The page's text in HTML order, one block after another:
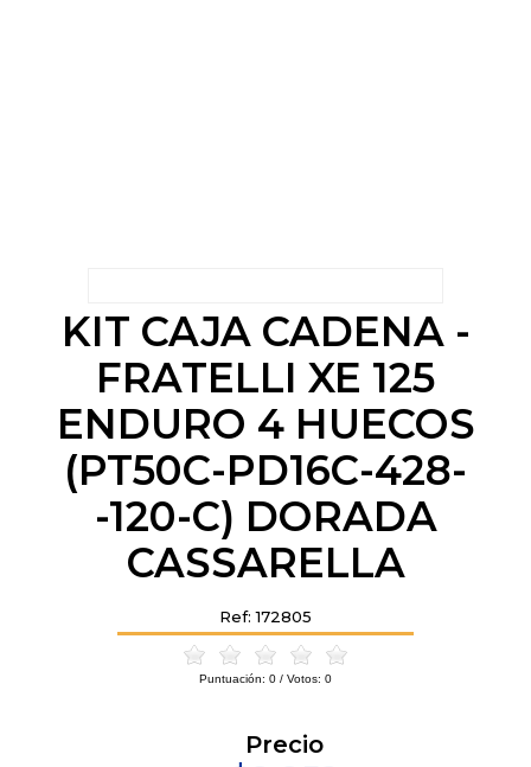
KIT CAJA CADENA -
FRATELLI XE 125
ENDURO 4 HUECOS
(PT50C-PD16C-428-
-120-C) DORADA
CASSARELLA
Ref: 172805
Puntuación: 0 / Votos: 0
Precio